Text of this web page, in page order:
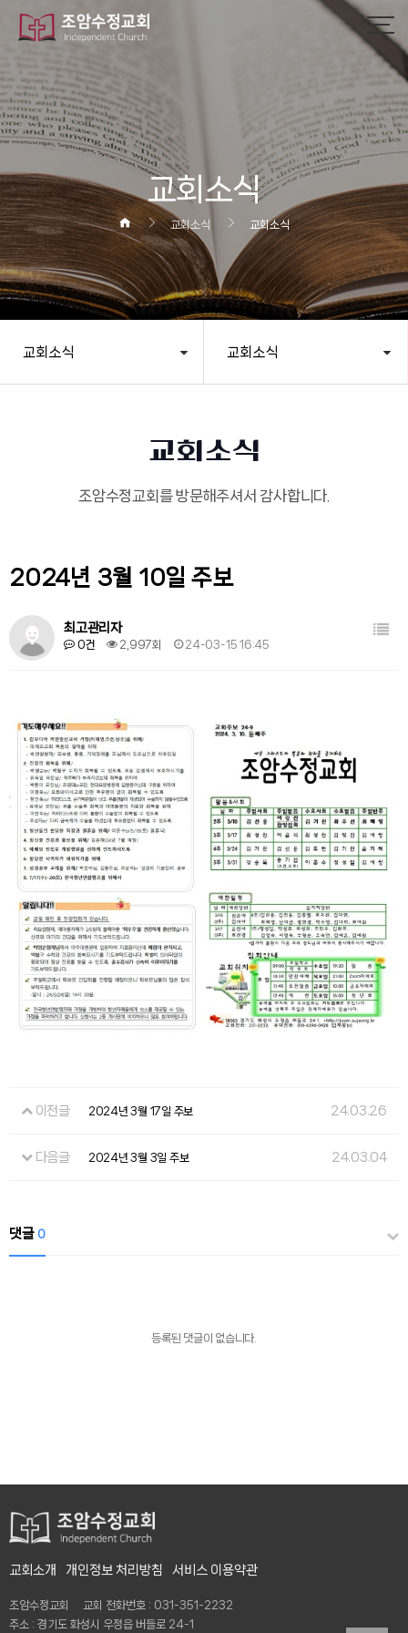
교회소식
교회소식 교회소식
교회소식 교회소식
교회소식
조암수정교회를 방문해주셔서 감사합니다.
2024년 3월 10일 주보
최고관리자
0건 2,997회 24-03-15 16:45
이전글 2024년 3월 17일 주보 24.03.26
다음글 2024년 3월 3일 주보 24.03.04
댓글 0
등록된 댓글이 없습니다.
교회소개 개인정보 처리방침 서비스 이용약관
조암수정교회 교회 전화번호 : 031-351-2232
주소 : 경기도 화성시 우정읍 버들로 24-1